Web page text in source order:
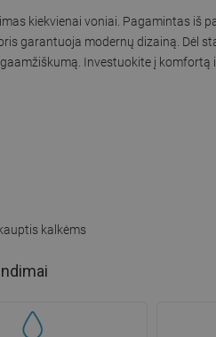
kiekvienai voniai. Pagamintas
garantuoja modernų dizainą. Dėl
Investuokite į komfortą
kalkėms